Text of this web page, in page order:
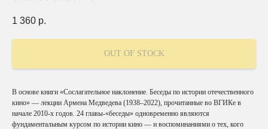
1 360 р.
OUT OF STOCK
В основе книги «Сослагательное наклонение. Беседы по истории отечественного
кино» — лекции Армена Медведева (1938–2022), прочитанные во ВГИКе в
начале 2010-х годов. 24 главы-«беседы» одновременно являются
фундаментальным курсом по истории кино — и воспоминаниями о тех, кого